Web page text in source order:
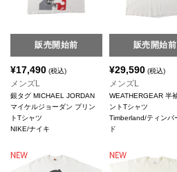
販売開始前
¥17,490 (税込)
メンズL
銀タグ MICHAEL JORDAN
マイケルジョーダン プリン
トTシャツ
NIKE/ナイキ
販売開始前
¥29,590(税込)
メンズL
WEATHERGEAR 半
ントTシャツ
Timberland/ティンバ
ド